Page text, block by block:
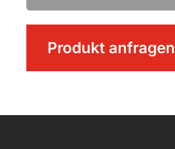
MengeProdukt anfragen